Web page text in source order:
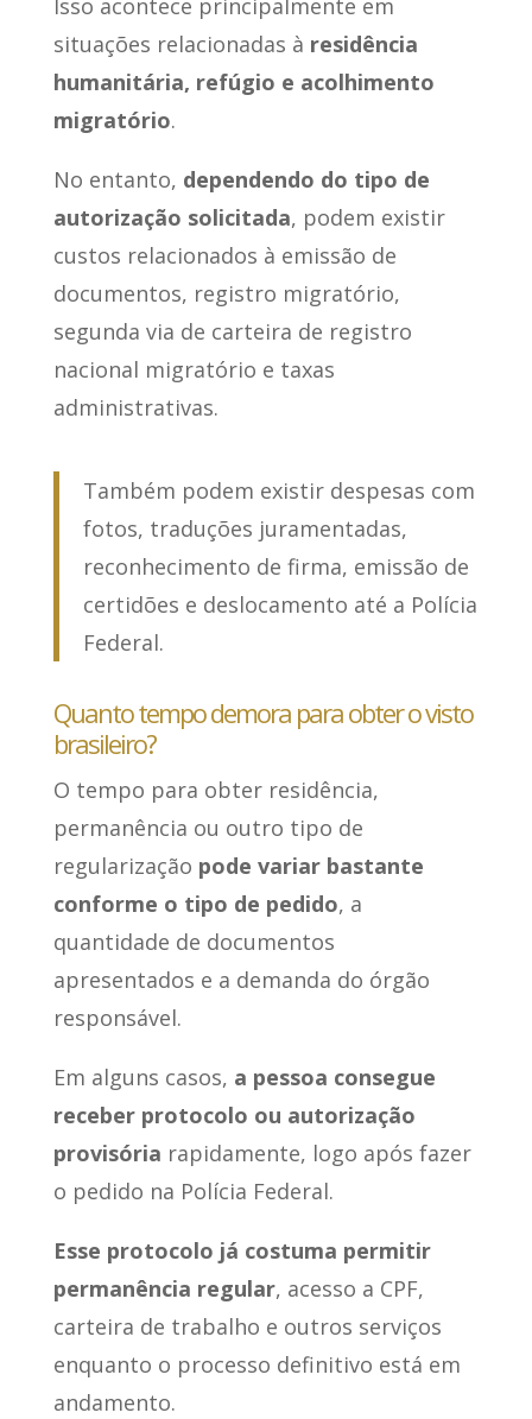
Isso acontece principalmente em
situações relacionadas à residência
humanitária, refúgio e acolhimento
migratório.
No entanto, dependendo do tipo de
autorização solicitada, podem existir
custos relacionados à emissão de
documentos, registro migratório,
segunda via de carteira de registro
nacional migratório e taxas
administrativas.
Também podem existir despesas com
fotos, traduções juramentadas,
reconhecimento de firma, emissão de
certidões e deslocamento até a Polícia
Federal.
Quanto tempo demora para obter o visto
brasileiro?
O tempo para obter residência,
permanência ou outro tipo de
regularização pode variar bastante
conforme o tipo de pedido, a
quantidade de documentos
apresentados e a demanda do órgão
responsável.
Em alguns casos, a pessoa consegue
receber protocolo ou autorização
provisória rapidamente, logo após fazer
o pedido na Polícia Federal.
Esse protocolo já costuma permitir
permanência regular, acesso a CPF,
carteira de trabalho e outros serviços
enquanto o processo definitivo está em
andamento.